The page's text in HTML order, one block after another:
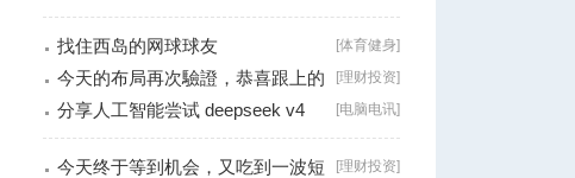
[体育健身]
找住西岛的网球球友
[理财投资]
今天的布局再次驗證，恭喜跟上的
朋友！
[电脑电讯]
分享人工智能尝试 deepseek v4
falsh, 据说
[理财投资]
今天终于等到机会，又吃到一波短